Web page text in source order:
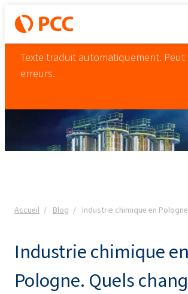
Texte traduit automatiquement.
erreurs.
Accueil Blog Industrie chimique en
Industrie chimique en
Pologne. Quels